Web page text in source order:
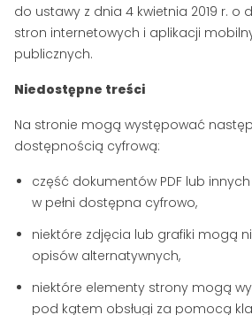
do ustawy z dnia 4 kwietnia 2019 r. o
stron internetowych i aplikacji
publicznych.
Niedostępne treści
Na stronie mogą występować
dostępnością cyfrową:
część dokumentów PDF lub
w pełni dostępna cyfrowo,
niektóre zdjęcia lub grafiki mogą
opisów alternatywnych,
niektóre elementy strony mogą
pod kątem obsługi za pomocą